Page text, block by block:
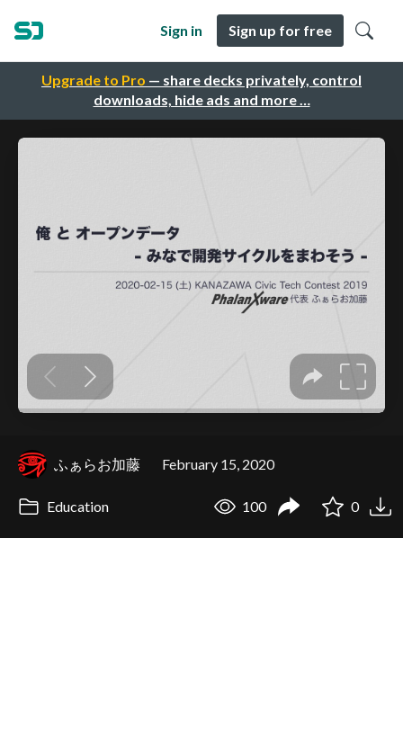
Upgrade to Pro — share decks privately, control
downloads, hide ads and more …
Sign in Sign up for free
ふぁらお加藤 February 15, 2020
Education 100 0